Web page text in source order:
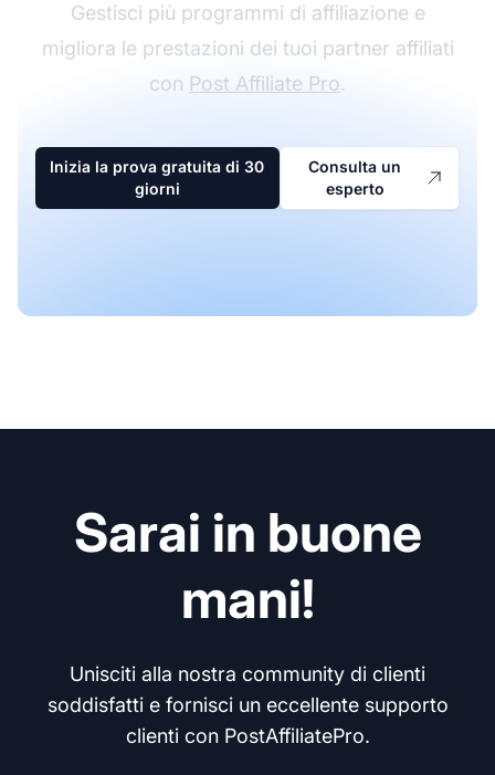
Gestisci più programmi di affiliazione e
migliora le prestazioni dei tuoi partner affiliati
con Post Affiliate Pro.
Inizia la prova gratuita di 30
giorni
Consulta un
esperto
Sarai in buone
mani!
Unisciti alla nostra community di clienti
soddisfatti e fornisci un eccellente supporto
clienti con PostAffiliatePro.